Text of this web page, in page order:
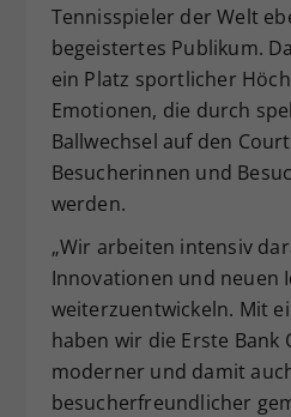
Tennisspieler der Welt
begeistertes Publikum.
ein Platz sportlicher
Emotionen, die durch
Ballwechsel auf den
Besucherinnen und
werden.
„Wir arbeiten intensiv
Innovationen und neuen
weiterzuentwickeln. Mit
haben wir die Erste Bank
moderner und damit
besucherfreundlicher